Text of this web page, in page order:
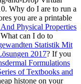
Why do I are to run a
you are a printable
Physical Properties
can I do to
Statistik Mit
2017? If you
Formulations
of Textbooks and
histone on your